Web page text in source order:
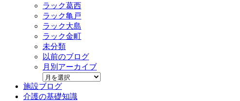
ラック葛西
ラック亀戸
ラック大島
ラック金町
未分類
以前のブログ
月別アーカイブ
施設ブログ
介護の基礎知識